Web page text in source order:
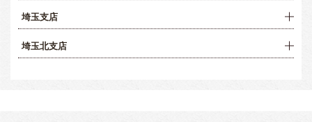
埼玉支店
埼玉北支店